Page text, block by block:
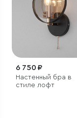
6 750 ₽
Настенный бра в
стиле лофт